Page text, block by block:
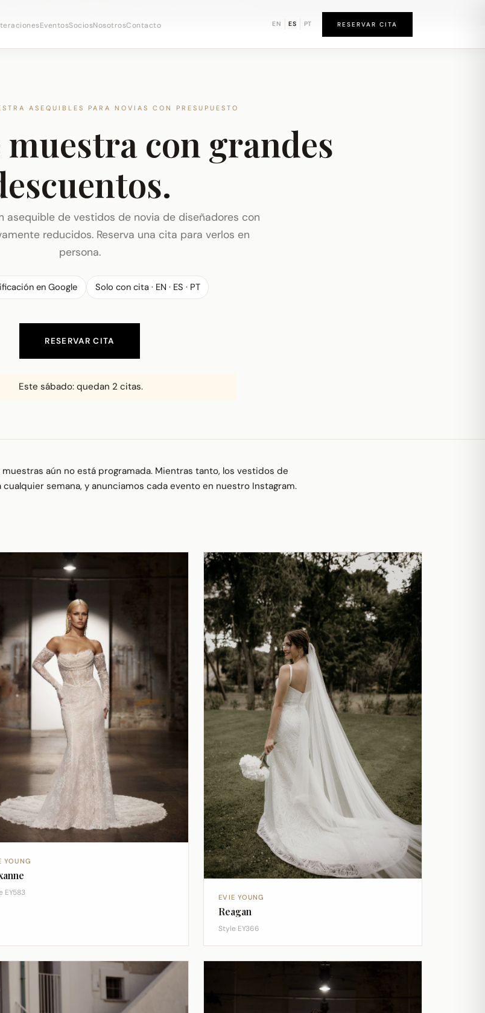
EventosSociosNosotrosContacto EN ES PT RESERVAR CITA
ASEQUIBLES PARA NOVIAS CON PRESUPUESTO
muestra con grandes
asequible de vestidos de novia de diseñadores con
reducidos. Reserva una cita para verlos en
persona.
en Google Solo con cita · EN · ES · PT
RESERVAR CITA
Este sábado: quedan 2 citas.
aún no está programada. Mientras tanto, los vestidos de
semana, y anunciamos cada evento en nuestro Instagram.
YOUNG
EY583 EVIE YOUNG
Reagan
Style EY366